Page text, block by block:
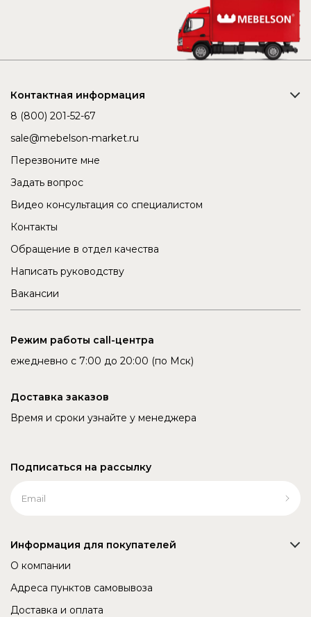
Контактная информация
8 (800) 201-52-67
sale@mebelson-market.ru
Перезвоните мне
Задать вопрос
Видео консультация со специалистом
Контакты
Обращение в отдел качества
Написать руководству
Вакансии
Режим работы call-центра
ежедневно с 7:00 до 20:00 (по Мск)
Доставка заказов
Время и сроки узнайте у менеджера
Подписаться на рассылку
Информация для покупателей
О компании
Адреса пунктов самовывоза
Доставка и оплата